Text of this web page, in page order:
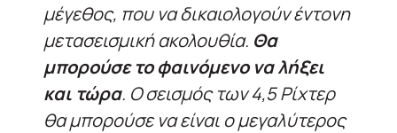
μέγεθος, που να δικαιολογούν έντονη
μετασεισμική ακολουθία. Θα
μπορούσε το φαινόμενο να λήξει
και τώρα. Ο σεισμός των 4,5 Ρίχτερ
θα μπορούσε να είναι ο μεγαλύτερος